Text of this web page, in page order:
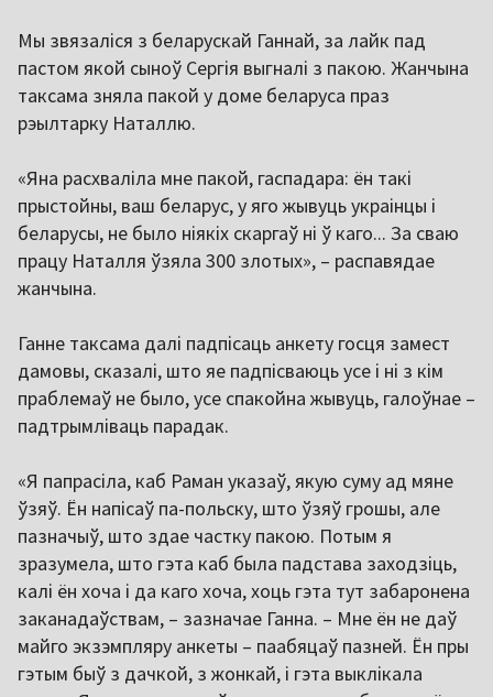
Мы звязаліся з беларускай Ганнай, за лайк пад
пастом якой сыноў Сергія выгналі з пакою. Жанчына
таксама зняла пакой у доме беларуса праз
рэылтарку Наталлю.
«Яна расхваліла мне пакой, гаспадара: ён такі
прыстойны, ваш беларус, у яго жывуць украінцы і
беларусы, не было ніякіх скаргаў ні ў каго... За сваю
працу Наталля ўзяла 300 злотых», – распавядае
жанчына.
Ганне таксама далі падпісаць анкету госця замест
дамовы, сказалі, што яе падпісваюць усе і ні з кім
праблемаў не было, усе спакойна жывуць, галоўнае –
падтрымліваць парадак.
«Я папрасіла, каб Раман указаў, якую суму ад мяне
ўзяў. Ён напісаў па-польску, што ўзяў грошы, але
пазначыў, што здае частку пакою. Потым я
зразумела, што гэта каб была падстава заходзіць,
калі ён хоча і да каго хоча, хоць гэта тут забаронена
заканадаўствам, – зазначае Ганна. – Мне ён не даў
майго экзэмпляру анкеты – паабяцаў пазней. Ён пры
гэтым быў з дачкой, з жонкай, і гэта выклікала